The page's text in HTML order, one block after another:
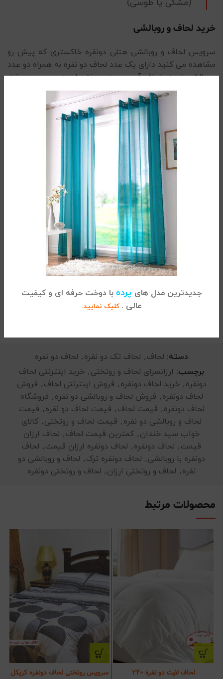
جدیدترین مدل های پرده با دوخت حرفه ای و کیفیت
عالی . کلیک نمایید.
(مشکی یا طوسی)
خرید لحاف و روبالشی
سرویس لحاف و روبالشی هتلی دونفره خاکستری که پیش رو
مشاهده می کنید دارای یک عدد لحاف دو نفره به همراه دو عدد
رو بالشی است. لحاف آن بصورت دوختی است و همین دوخت
از جابجایی الیاف داخل لحاف جلوگیری کرده و انسجام آن را
برای مدت های طولانی حفظ می کند. وجود الیاف نخ در تار و پود
پارچه آن علاوه بر اینکه این محصول را نرم و لطیف کرده است
موجب شده است که طول عمر بالایی نیز داشته باشد. نکته
بسیار حائز اهمیتی که باید در خرید لحاف و روتختی دو نفره مد
نظر قرار داد ، کیفیت و تراکم پارچه آن است. این محصول با
تراکم بافت بالا از جمله نمونه های با کیفیت در بازار می باشد و
همین عامل باعث بالا رفتن شفافیت چاپ و ثبات رنگی آن
ممکن است رنگ اصلی محصول با رنگ تصویر ، تا حدودی
تفاوت داشته باشد.
دسته: لحاف, لحاف تک دو نفره, لحاف دو نفره
برچسب: ارزانسرای لحاف و روتختی, خرید اینترنتی لحاف
دونفره, خرید لحاف دونفره, فروش اینترنتی لحاف, فروش
لحاف دونفره, فروش لحاف و روبالشی دو نفره, فروشگاه
لحاف دونفره, قیمت لحاف, قیمت لحاف دو نفره, قیمت
لحاف و روبالشی دو نفره, قیمت لحاف و روتختی, کالای
خواب سید خندان, کمترین قیمت لحاف, لحاف ارزان
قیمت, لحاف دونفره, لحاف دونفره ارزان قیمت, لحاف
دونفره با روبالشی, لحاف دونفره ترک, لحاف و روبالشی دو
نفره, لحاف و روتختی ارزان, لحاف و روتختی دونفره
محصولات مرتبط
لحاف لایت دو نفره 240
سرویس روتختی لحاف دونفره کریکل